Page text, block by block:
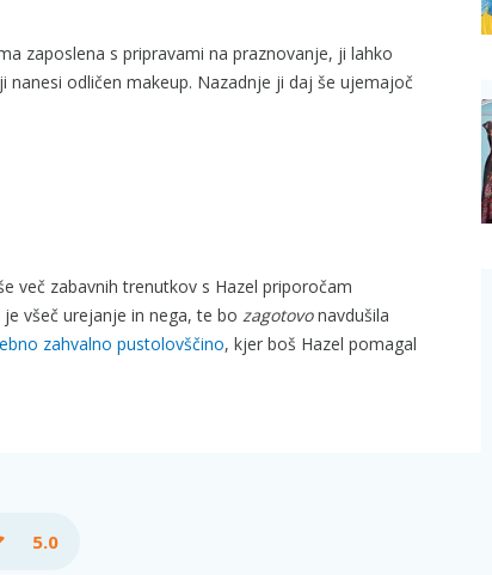
zaposlena s pripravami na praznovanje, ji lahko
nanesi odličen makeup. Nazadnje ji daj še ujemajoč
več zabavnih trenutkov s Hazel priporočam
všeč urejanje in nega, te bo zagotovonavdušila
zahvalno pustolovščino, kjer boš Hazel pomagal
5.0